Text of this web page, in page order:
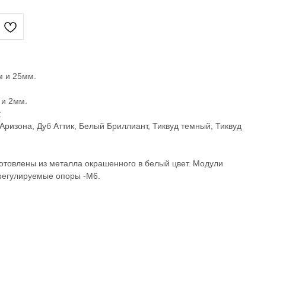
и 25мм.
2мм.
Дуб Аттик, Белый Бриллиант, Тиквуд темный, Тиквуд
из металла окрашенного в белый цвет. Модули
опоры -М6.